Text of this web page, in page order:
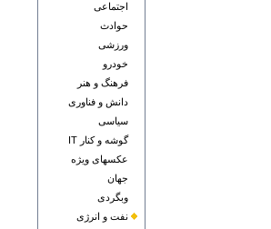
اجتماعی
حوادث
ورزشی
خودرو
فرهنگ و هنر
دانش و فناوری
سياسی
گوشه و کنار IT
عکسهای ويژه
جهان
وبگردی
نفت و انرژی